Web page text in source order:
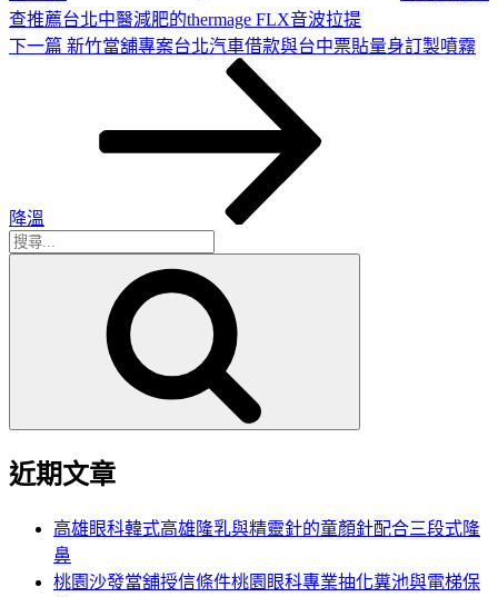
查推薦台北中醫減肥的thermage FLX音波拉提
下
下一篇 新竹當舖專案台北汽車借款與台中票貼量身訂製噴霧
降溫
搜
近期文章
高雄眼科韓式高雄隆乳與精靈針的童顏針配合三段式隆
鼻
桃園沙發當舖授信條件桃園眼科專業抽化糞池與電梯保